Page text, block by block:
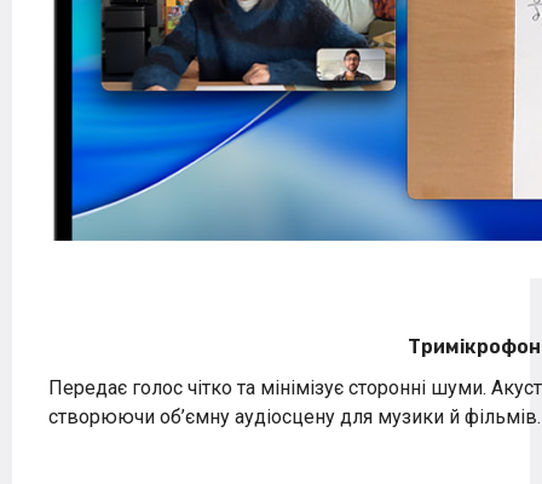
Передає голос чітко та мінімізує сторонні шуми.
створюючи об’ємну аудіосцену для музики й фільмів.